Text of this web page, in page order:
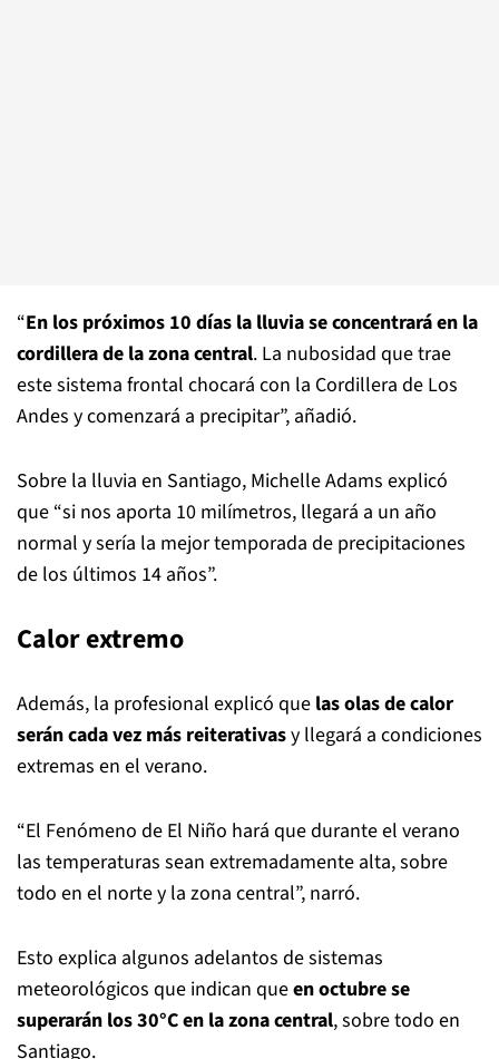
“En los próximos 10 días la lluvia se concentrará en la
cordillera de la zona central. La nubosidad que trae
este sistema frontal chocará con la Cordillera de Los
Andes y comenzará a precipitar”, añadió.
Sobre la lluvia en Santiago, Michelle Adams explicó
que “si nos aporta 10 milímetros, llegará a un año
normal y sería la mejor temporada de precipitaciones
de los últimos 14 años”.
Calor extremo
Además, la profesional explicó que las olas de calor
serán cada vez más reiterativasy llegará a condiciones
extremas en el verano.
“El Fenómeno de El Niño hará que durante el verano
las temperaturas sean extremadamente alta, sobre
todo en el norte y la zona central”, narró.
Esto explica algunos adelantos de sistemas
meteorológicos que indican queen octubre se
superarán los 30°C en la zona central, sobre todo en
Santiago.